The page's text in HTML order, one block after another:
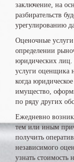
заключение, на
разбирательств
урегулированию
Оценочные услуги
определении
юридических
услуги оценщика
когда
имущество,
по ряду других
Ежедневно
тем или иным
получить
независимого
узнать